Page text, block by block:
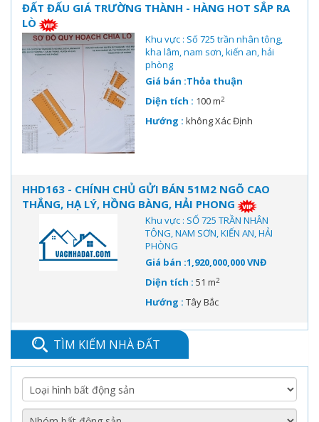
ĐẤT ĐẤU GIÁ TRƯỜNG THÀNH - HÀNG HOT SẮP RA
LÒ
Khu vực : Số 725 trần nhân tông,
kha lâm, nam sơn, kiến an, hải
phòng
Giá bán :Thỏa thuận
Diện tích : 100 m2
Hướng : không Xác Định
HHD163 - CHÍNH CHỦ GỬI BÁN 51M2 NGÕ CAO
THẮNG, HẠ LÝ, HỒNG BÀNG, HẢI PHONG
Khu vực : SỐ 725 TRẦN NHÂN
TÔNG, NAM SƠN, KIẾN AN, HẢI
PHÒNG
Giá bán :1,920,000,000 VNĐ
Diện tích : 51 m2
Hướng : Tây Bắc
TÌM KIẾM NHÀ ĐẤT